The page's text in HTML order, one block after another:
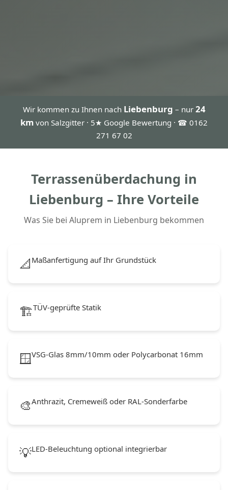
Wir kommen zu Ihnen nach Liebenburg – nur 24
km von Salzgitter · 5★ Google Bewertung · ☎ 0162
271 67 02
Terrassenüberdachung in
Liebenburg – Ihre Vorteile
Was Sie bei Aluprem in Liebenburg bekommen
📐 Maßanfertigung auf Ihr Grundstück
🏗️TÜV-geprüfte Statik
🪟VSG-Glas 8mm/10mm oder Polycarbonat 16mm
🎨Anthrazit, Cremeweiß oder RAL-Sonderfarbe
💡LED-Beleuchtung optional integrierbar